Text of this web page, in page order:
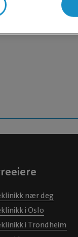
nær deg
i Oslo
i Trondheim